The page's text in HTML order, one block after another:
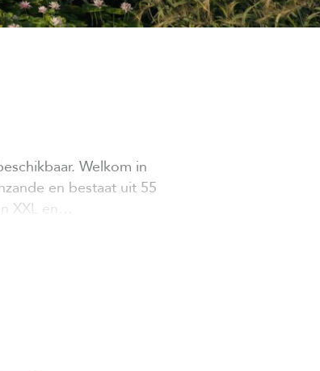
Welkom in
en bestaat uit 55
XXL en…